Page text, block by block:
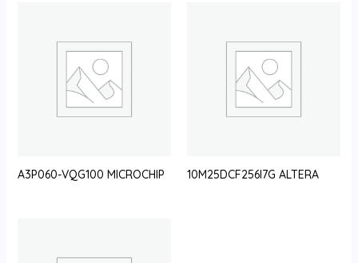
A3P060-VQG100 MICROCHIP 10M25DCF256I7G ALTERA